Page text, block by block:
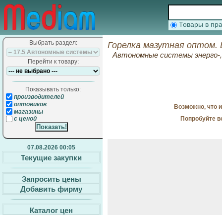
Товары в
Выбрать раздел:
Перейти к товару:
Показывать только:
производителей
оптовиков
магазины
с ценой
07.08.2026 00:05
Текущие закупки
Запросить цены
Добавить фирму
Каталог цен
Горелка мазутная оптом.
Автономные системы энерго-,
Возможно, что
Попробуйте